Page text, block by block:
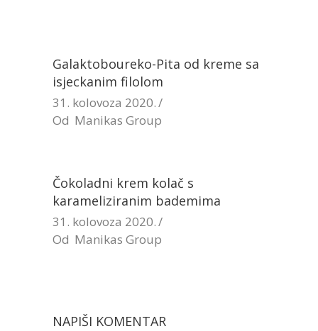
Galaktoboureko-Pita od kreme sa
isjeckanim filolom
31. kolovoza 2020.
Od Manikas Group
Čokoladni krem kolač s
karameliziranim bademima
31. kolovoza 2020.
Od Manikas Group
NAPIŠI KOMENTAR